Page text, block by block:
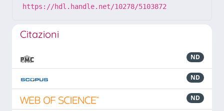
https://hdl.handle.net/10278/5103872
Citazioni
ND
ND
ND